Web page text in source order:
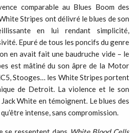
comparable au Blues Boom des
Stripes ont délivré le blues de son
en lui rendant simplicité,
Epuré de tous les poncifs du genre
en avait fait une baudruche vide – le
est mâtiné du son âpre de la Motor
Stooges… les White Stripes portent
de Detroit. La violence et le son
White en témoignent. Le blues des
intense, sans compromission.